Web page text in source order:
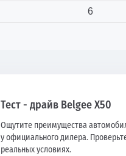
6
Тест - драйв Belgee X50
Ощутите преимущества
у официального дилера.
реальных условиях.